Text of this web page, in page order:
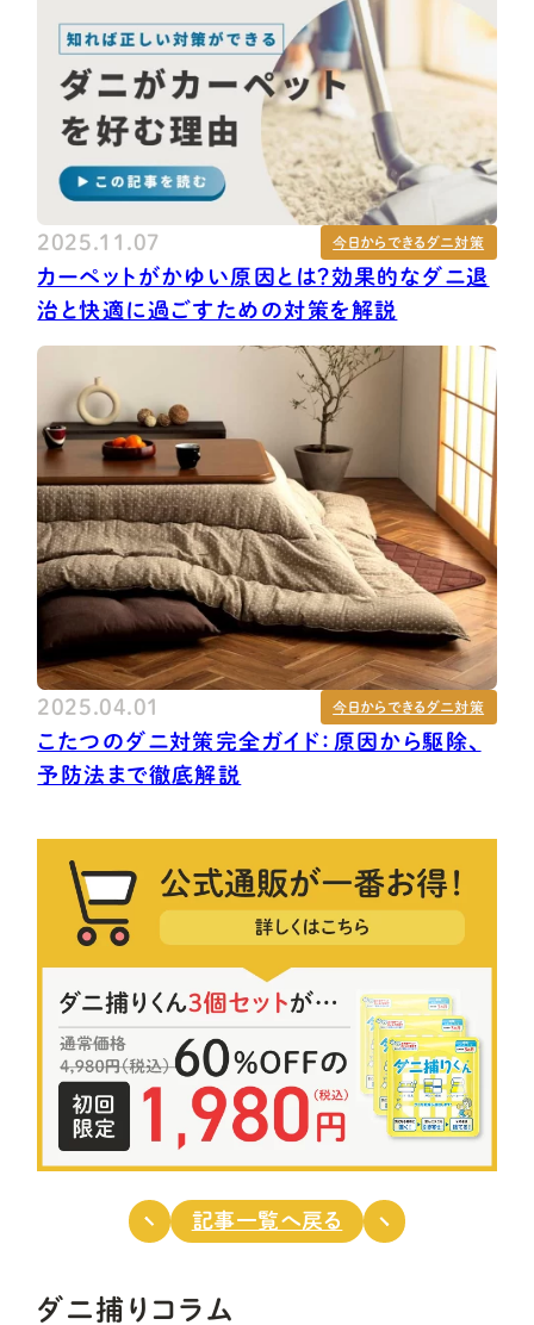
2025.11.07 今日からできるダニ対策
カーペットがかゆい原因とは？効果的なダニ退
治と快適に過ごすための対策を解説
2025.04.01 今日からできるダニ対策
こたつのダニ対策完全ガイド：原因から駆除、
予防法まで徹底解説
記事一覧へ戻る
ダニ捕りコラム